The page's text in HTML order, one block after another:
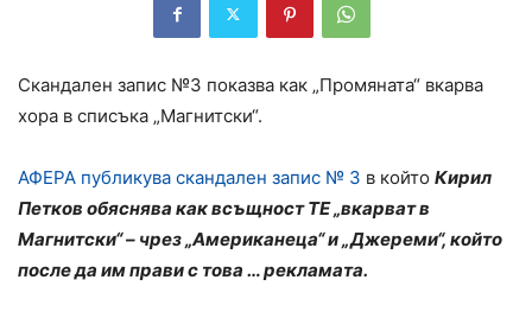
Скандален запис №3 показва как „Промяната“ вкарва
хора в списъка „Магнитски“.
АФЕРА публикува скандален запис № 3 в който Кирил
Петков обяснява как всъщност ТЕ „вкарват в
Магнитски“ – чрез „Американеца“ и „Джереми“, който
после да им прави с това … рекламата.